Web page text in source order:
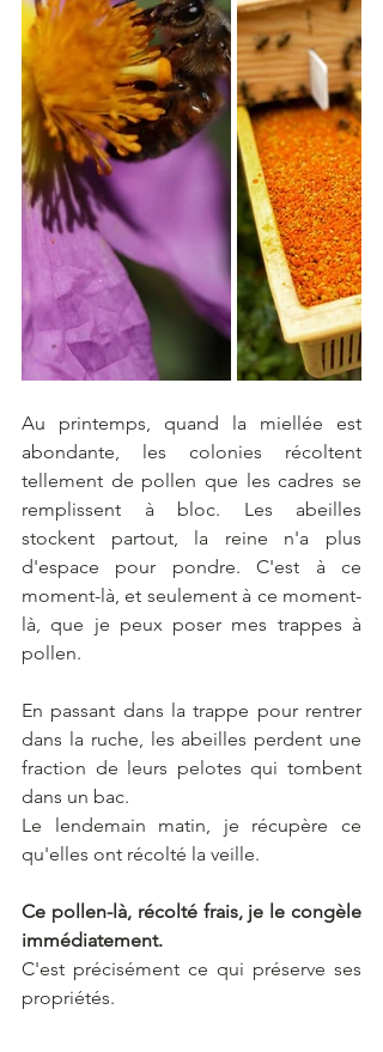
Au printemps, quand la miellée est
abondante, les colonies récoltent
tellement de pollen que les cadres se
remplissent à bloc. Les abeilles
stockent partout, la reine n'a plus
d'espace pour pondre. C'est à ce
moment-là, et seulement à ce moment-
là, que je peux poser mes trappes à
pollen.
En passant dans la trappe pour rentrer
dans la ruche, les abeilles perdent une
fraction de leurs pelotes qui tombent
dans un bac.
Le lendemain matin, je récupère ce
qu'elles ont récolté la veille.
Ce pollen-là, récolté frais, je le congèle
immédiatement.
C'est précisément ce qui préserve ses
propriétés.